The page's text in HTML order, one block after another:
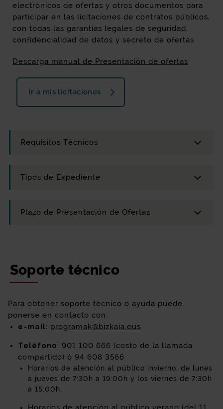
electrónicos de ofertas y otros documentos para
participar en las licitaciones de contratos públicos,
con todas las garantías legales de seguridad,
confidencialidad de datos y secreto de ofertas.
Descarga manual de Presentación de ofertas
Ir a mis licitaciones
Requisitos Técnicos
Tipos de Expediente
Plazo de Presentación de Ofertas
Soporte técnico
Para obtener soporte técnico o ayuda puede
ponerse en contacto con:
e-mail: programak@bizkaia.eus
Teléfono: 901 100 666 (costo de la llamada
compartido) ó 94 608 3566
Horarios de atención al público invierno: de lunes
a jueves de 7:30h a 19:00h y los viernes de 7:30h
a 15:00h.